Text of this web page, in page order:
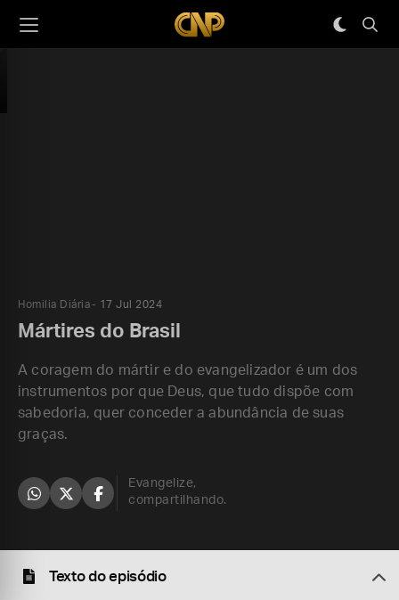
Homilia Diária 17 Jul 2024
Mártires do Brasil
A coragem do mártir e do evangelizador é um dos
instrumentos por que Deus, que tudo dispõe com
sabedoria, quer conceder a abundância de suas
graças.
Evangelize,
compartilhando.
Texto do episódio